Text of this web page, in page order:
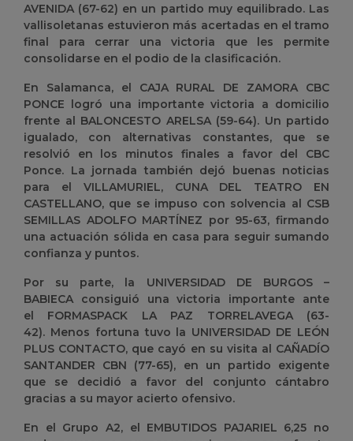
AVENIDA(67-62) en un partido muy equilibrado. Las
vallisoletanas estuvieron más acertadas en el tramo
final para cerrar una victoria que les permite
consolidarse en el podio de la clasificación.
En Salamanca, el CAJA RURAL DE ZAMORA CBC
PONCE logró una importante victoria a domicilio
frente al BALONCESTO ARELSA(59-64). Un partido
igualado, con alternativas constantes, que se
resolvió en los minutos finales a favor del CBC
Ponce. La jornada también dejó buenas noticias
para el VILLAMURIEL, CUNA DEL TEATRO EN
CASTELLANO, que se impuso con solvencia al CSB
SEMILLAS ADOLFO MARTÍNEZ por 95-63, firmando
una actuación sólida en casa para seguir sumando
confianza y puntos.
Por su parte, la UNIVERSIDAD DE BURGOS –
BABIECAconsiguió una victoria importante ante
el FORMASPACK LA PAZ TORRELAVEGA(63-
42). Menos fortuna tuvo la UNIVERSIDAD DE LEÓN
PLUS CONTACTO, que cayó en su visita al CAÑADÍO
SANTANDER CBN (77-65), en un partido exigente
que se decidió a favor del conjunto cántabro
gracias a su mayor acierto ofensivo.
En el Grupo A2, el EMBUTIDOS PAJARIEL 6,25 no